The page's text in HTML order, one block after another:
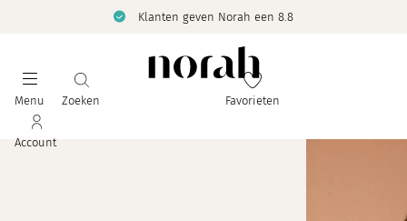
Klanten geven Norah een 8.8
Menu Zoeken Favorieten
Account